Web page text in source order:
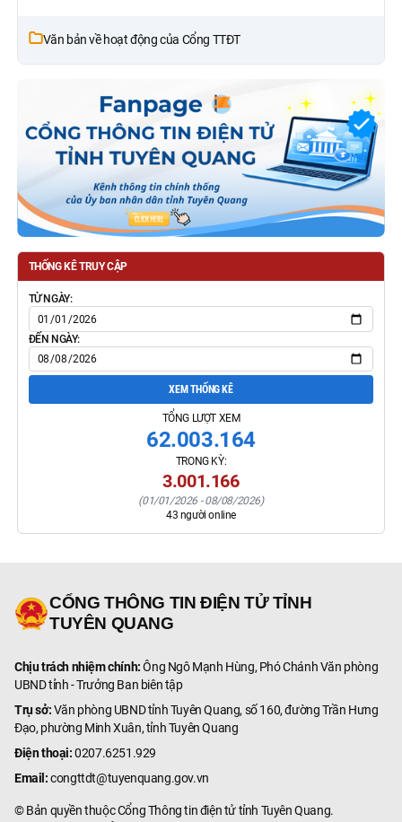
Văn bản về hoạt động của Cổng TTĐT
THỐNG KÊ TRUY CẬP
TỪ NGÀY:
ĐẾN NGÀY:
XEM THỐNG KÊ
TỔNG LƯỢT XEM
62.003.164
TRONG KỲ:
3.001.166
(01/01/2026 -08/08/2026)
43 người online
CỔNG THÔNG TIN ĐIỆN TỬ TỈNH
TUYÊN QUANG
Chịu trách nhiệm chính:Ông Ngô Mạnh Hùng, Phó Chánh Văn phòng
UBND tỉnh - Trưởng Ban biên tập
Trụ sở:Văn phòng UBND tỉnh Tuyên Quang, số 160, đường Trần Hưng
Đạo, phường Minh Xuân, tỉnh Tuyên Quang
Điện thoại:0207.6251.929
Email: congttdt@tuyenquang.gov.vn
© Bản quyền thuộc Cổng Thông tin điện tử tỉnh Tuyên Quang.